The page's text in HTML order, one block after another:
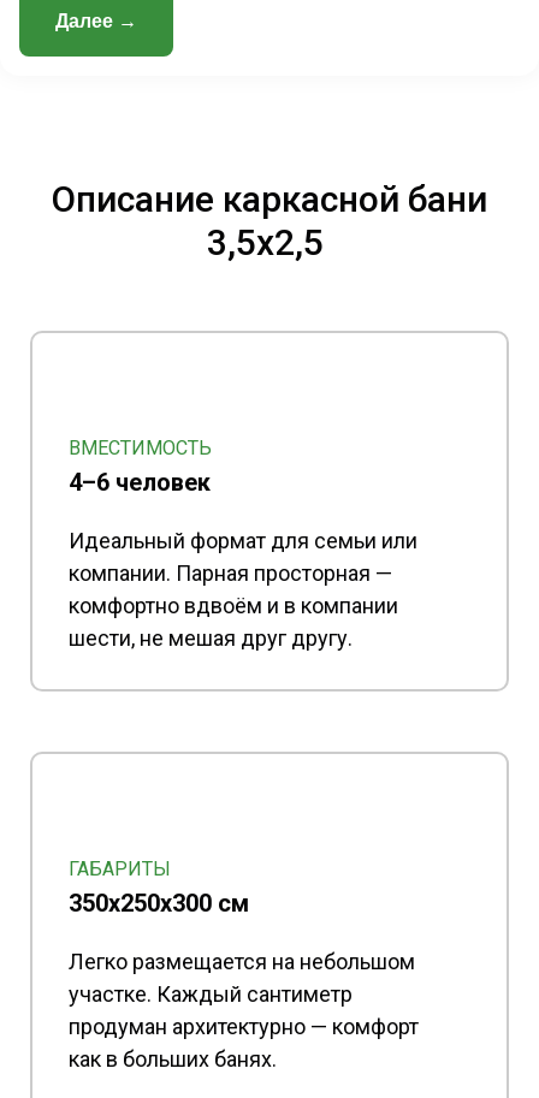
Далее →
Описание каркасной бани
3,5x2,5
Идеальный формат для семьи или
компании. Парная просторная —
комфортно вдвоём и в компании
шести, не мешая друг другу.
4–6 человек
ВМЕСТИМОСТЬ
Легко размещается на небольшом
участке. Каждый сантиметр
продуман архитектурно — комфорт
как в больших банях.
350x250x300 см
ГАБАРИТЫ